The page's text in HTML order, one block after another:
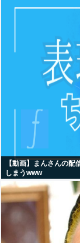
【動画】まんさんの
しまうwww